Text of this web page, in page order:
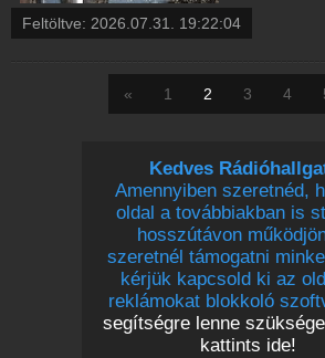
Feltöltve: 2026.07.31. 19:22:04
« 1 2 3 4
Kedves
Amennyiben szeretnéd,
oldal a továbbiakban is
hosszútávon
szeretnél támogatni
kérjük kapcsold ki az
reklámokat blokkoló
segítségre lenne
kattints ide!